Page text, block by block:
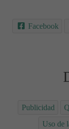
Facebook
Publicidad
Uso de